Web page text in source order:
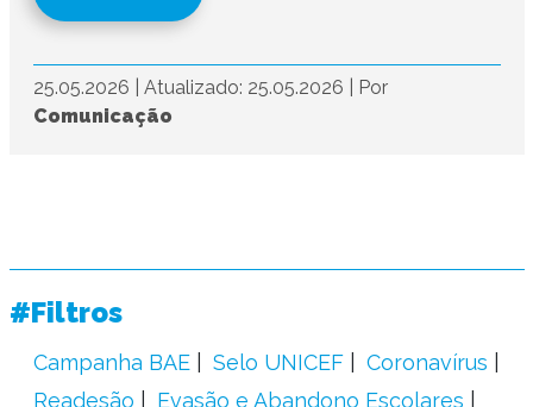
25.05.2026 Atualizado: 25.05.2026
Por
Comunicação
#Filtros
Campanha BAE Selo UNICEF
Coronavírus
Readesão
Evasão e Abandono Escolares